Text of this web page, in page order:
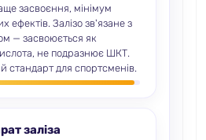
засвоєння, мінімум
ефектів. Залізо зв'язане з
— засвоюється як
не подразнює ШКТ.
стандарт для спортсменів.
заліза